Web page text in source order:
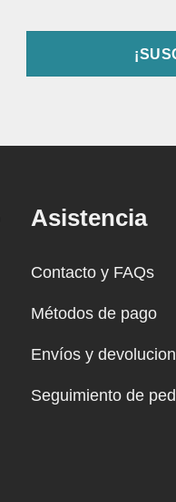
Asistencia
Contacto y FAQs
Métodos de pago
Envíos y
Seguimiento de